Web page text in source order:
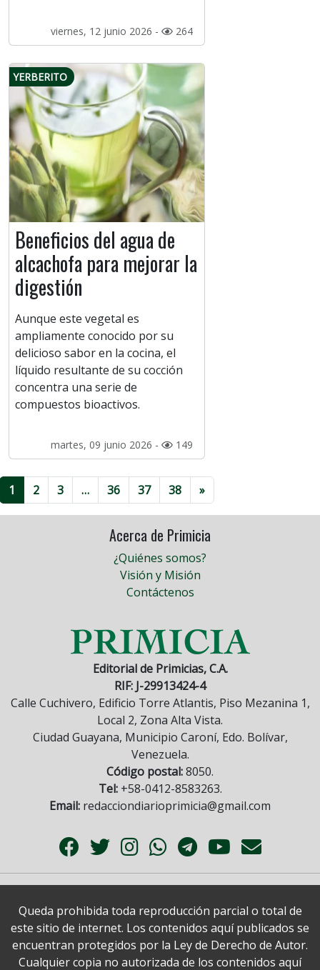
viernes, 12 junio 2026 - 264
YERBERITO
Beneficios del agua de
alcachofa para mejorar la
digestión
Aunque este vegetal es
ampliamente conocido por su
delicioso sabor en la cocina, el
líquido resultante de su cocción
concentra una serie de
compuestos bioactivos.
martes, 09 junio 2026 - 149
1 2 3 … 36 37 38 »
Acerca de Primicia
¿Quiénes somos?
Visión y Misión
Contáctenos
Editorial de Primicias, C.A.
RIF: J-29913424-4
Calle Cuchivero, Edificio Torre Atlantis, Piso Mezanina 1,
Local 2, Zona Alta Vista.
Ciudad Guayana, Municipio Caroní, Edo. Bolívar,
Venezuela.
Código postal:8050.
Tel:+58-0412-8583263.
Email: redacciondiarioprimicia@gmail.com
Queda prohibida toda reproducción parcial o total de
este sitio de internet. Los contenidos aquí publicados se
encuentran protegidos por la Ley de Derecho de Autor.
Cualquier copia no autorizada de los contenidos aquí